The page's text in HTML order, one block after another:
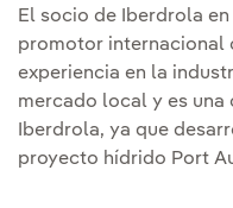
El socio de Iberdrola
promotor internacional
experiencia en la
mercado local y es
Iberdrola, ya que
proyecto hídrido Port